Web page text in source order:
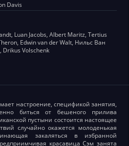
Davis
Luan Jacobs, Albert Maritz, Tertius
Edwin van der Walt, Нильс Ван
Drikus Volschenk
настроение, спецификой занятия,
биться от бешеного прилива
пустыни состоится настоящее
случайно окажется молоденькая
закаляться в избранной
красавица Сэм занята